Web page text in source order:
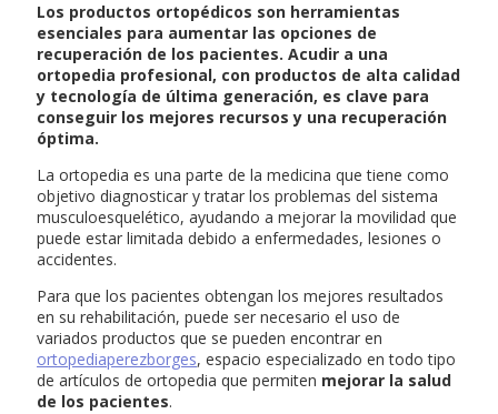
Los productos ortopédicos son herramientas
esenciales para aumentar las opciones de
recuperación de los pacientes. Acudir a una
ortopedia profesional, con productos de alta calidad
y tecnología de última generación, es clave para
conseguir los mejores recursos y una recuperación
óptima.
La ortopedia es una parte de la medicina que tiene como
objetivo diagnosticar y tratar los problemas del sistema
musculoesquelético, ayudando a mejorar la movilidad que
puede estar limitada debido a enfermedades, lesiones o
accidentes.
Para que los pacientes obtengan los mejores resultados
en su rehabilitación, puede ser necesario el uso de
variados productos que se pueden encontrar en
ortopediaperezborges, espacio especializado en todo tipo
de artículos de ortopedia que permiten mejorar la salud
de los pacientes.